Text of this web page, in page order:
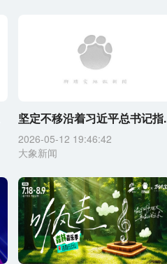
坚定不移沿着习近平总书记指
2026-05-12 19:46:42
大象新闻